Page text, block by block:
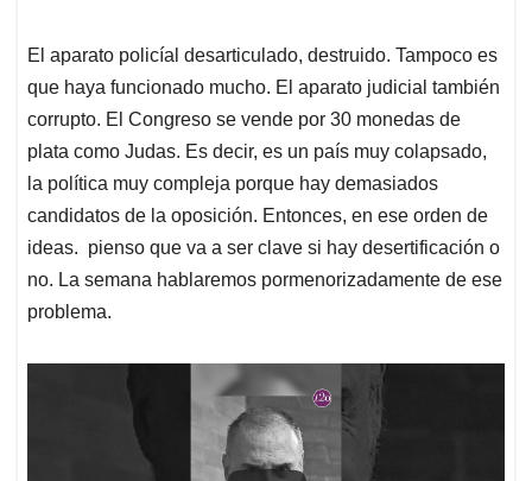
El aparato policíal desarticulado, destruido. Tampoco es
que haya funcionado mucho. El aparato judicial también
corrupto. El Congreso se vende por 30 monedas de
plata como Judas. Es decir, es un país muy colapsado,
la política muy compleja porque hay demasiados
candidatos de la oposición. Entonces, en ese orden de
ideas. pienso que va a ser clave si hay desertificación o
no. La semana hablaremos pormenorizadamente de ese
problema.